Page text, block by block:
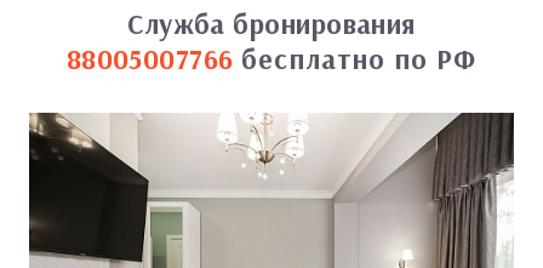
Служба бронирования
88005007766 бесплатно по РФ